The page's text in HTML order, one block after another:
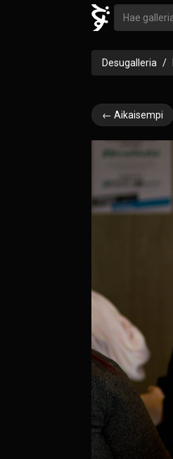
Desugalleria
← Aikaisempi